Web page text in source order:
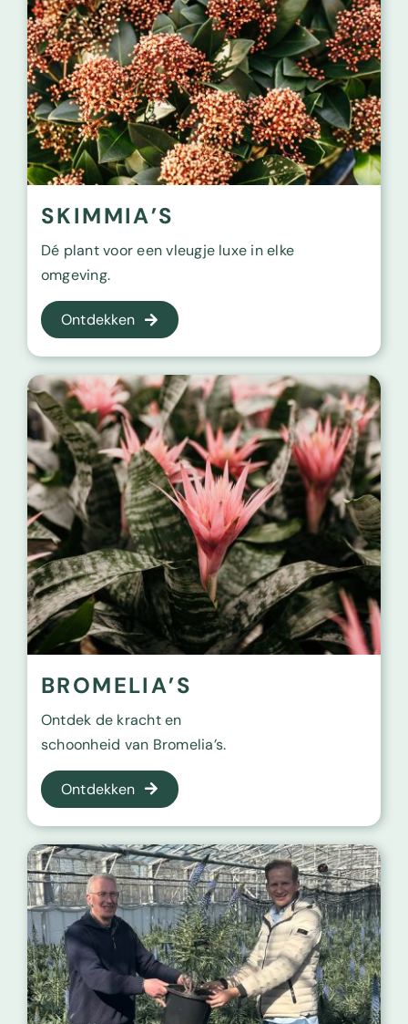
SKIMMIA’S
Dé plant voor een vleugje luxe in elke
omgeving.
Ontdekken
BROMELIA’S
Ontdek de kracht en
schoonheid van Bromelia’s.
Ontdekken